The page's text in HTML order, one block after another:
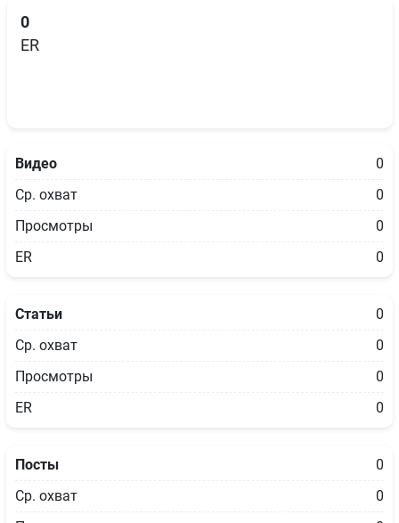
0
ER
Видео
0
Ср. охват
0
Просмотры
0
ER
0
Статьи
0
Ср. охват
0
Просмотры
0
ER
0
Посты
0
Ср. охват
0